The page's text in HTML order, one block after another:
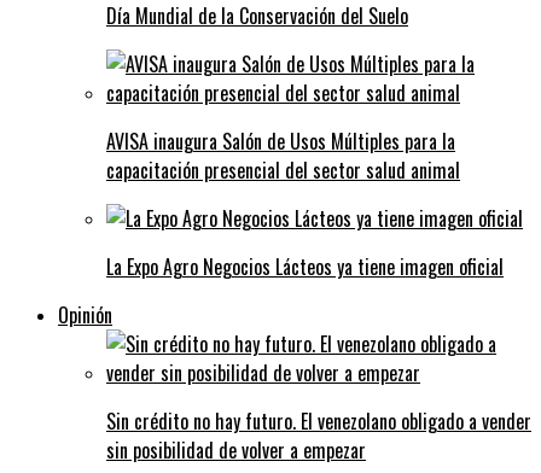
Día Mundial de la Conservación del Suelo
AVISA inaugura Salón de Usos Múltiples para la
capacitación presencial del sector salud animal
La Expo Agro Negocios Lácteos ya tiene imagen oficial
Opinión
Sin crédito no hay futuro. El venezolano obligado a vender
sin posibilidad de volver a empezar